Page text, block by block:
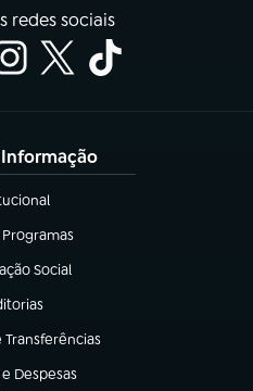
redes sociais
em nova aba)
nova aba)
Social
nova aba)
em nova aba)
aba)
Despesas
nova aba)